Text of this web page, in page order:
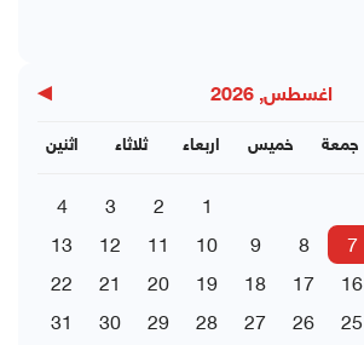
اغسطس, 2026 ▶
اثنين ثلاثاء اربعاء خميس جمعة
1
2
3
4
7
8
9
10
11
12
13
16
17
18
19
20
21
22
25
26
27
28
29
30
31